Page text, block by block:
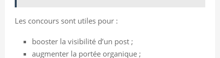
Les concours sont utiles pour :
booster la visibilité d’un post ;
augmenter la portée organique ;